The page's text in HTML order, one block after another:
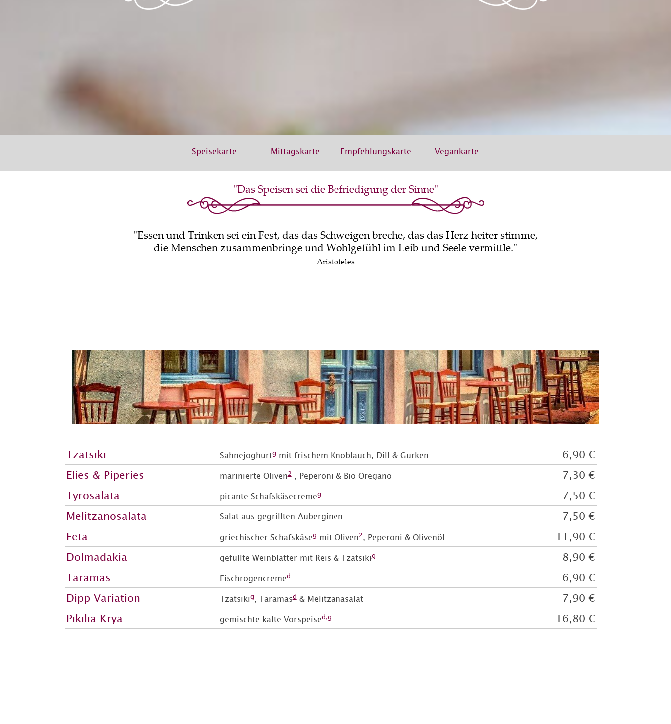
Speisekarte Mittagskarte Empfehlungskarte Vegankarte
"Das Speisen sei die Befriedigung der Sinne"
"Essen und Trinken sei ein Fest, das das Schweigen breche, das das Herz heiter stimme,
die Menschen zusammenbringe und Wohlgefühl im Leib und Seele vermittle."
Aristoteles
Tzatsiki Sahnejoghurtg mit frischem Knoblauch, Dill & Gurken
6,90 €
Elies & Piperies
marinierte Oliven2, Peperoni & Bio Oregano
7,30 €
Tyrosalata
picante Schafskäsecremeg
7,50 €
Melitzanosalata
Salat aus gegrillten Auberginen
7,50 €
Feta
griechischer Schafskäseg mit Oliven2, Peperoni & Olivenöl
11,90 €
Dolmadakia
gefüllte Weinblätter mit Reis & Tzatsikig
8,90 €
Taramas
Fischrogencremed
6,90 €
Dipp Variation
Tzatsikig, Taramasd& Melitzanasalat
7,90 €
Pikilia Krya
gemischte kalte Vorspeised,g 16,80 €